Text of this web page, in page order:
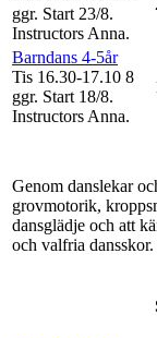
ggr. Start 23/8.
Instructors Anna.
Barndans 4-5år
Tis 16.30-17.10 8
ggr. Start 18/8.
Instructors Anna.
Genom danslekar
grovmotorik,
dansglädje och att
och valfria dansskor.